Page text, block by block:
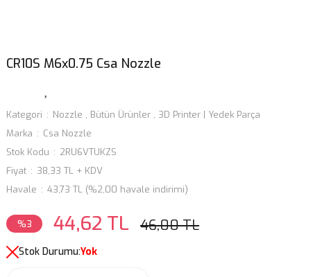
CR10S M6x0.75 Csa Nozzle
Kategori Nozzle , Bütün Ürünler , 3D Printer | Yedek Parça
Marka
Csa Nozzle
Stok Kodu
2RU6VTUKZS
Fiyat
38,33 TL + KDV
Havale
43,73 TL (%2,00 havale indirimi)
%3 44,62 TL 46,00 TL
Stok Durumu:Yok